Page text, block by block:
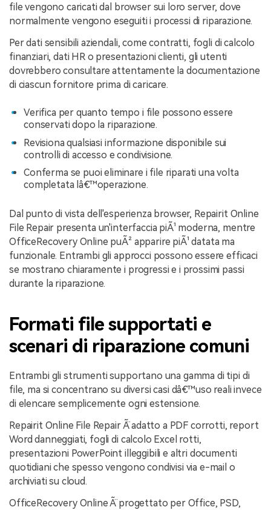
file vengono caricati dal browser sui loro server, dove
normalmente vengono eseguiti i processi di riparazione.
Per dati sensibili aziendali, come contratti, fogli di calcolo
finanziari, dati HR o presentazioni clienti, gli utenti
dovrebbero consultare attentamente la documentazione
di ciascun fornitore prima di caricare.
Verifica per quanto tempo i file possono essere
conservati dopo la riparazione.
Revisiona qualsiasi informazione disponibile sui
controlli di accesso e condivisione.
Conferma se puoi eliminare i file riparati una volta
completata lâ€™operazione.
Dal punto di vista dell'esperienza browser, Repairit Online
File Repair presenta un'interfaccia piÃ¹ moderna, mentre
OfficeRecovery Online puÃ² apparire piÃ¹ datata ma
funzionale. Entrambi gli approcci possono essere efficaci
se mostrano chiaramente i progressi e i prossimi passi
durante la riparazione.
Formati file supportati e
scenari di riparazione comuni
Entrambi gli strumenti supportano una gamma di tipi di
file, ma si concentrano su diversi casi dâ€™uso reali invece
di elencare semplicemente ogni estensione.
Repairit Online File Repair Ã¨ adatto a PDF corrotti, report
Word danneggiati, fogli di calcolo Excel rotti,
presentazioni PowerPoint illeggibili e altri documenti
quotidiani che spesso vengono condivisi via e-mail o
archiviati su cloud.
OfficeRecovery Online Ã¨ progettato per Office, PSD,